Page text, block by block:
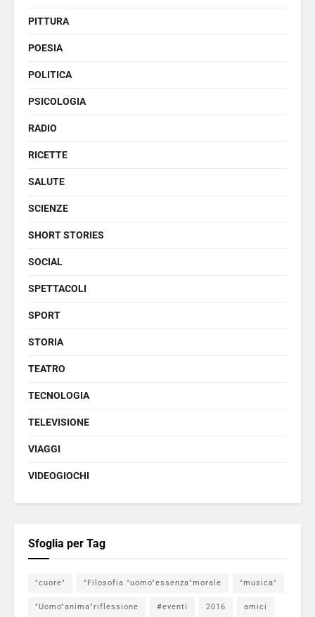
PITTURA
POESIA
POLITICA
PSICOLOGIA
RADIO
RICETTE
SALUTE
SCIENZE
SHORT STORIES
SOCIAL
SPETTACOLI
SPORT
STORIA
TEATRO
TECNOLOGIA
TELEVISIONE
VIAGGI
VIDEOGIOCHI
Sfoglia per Tag
"cuore" "Filosofia "uomo"essenza"morale "musica"
"Uomo"anima"riflessione #eventi 2016 amici